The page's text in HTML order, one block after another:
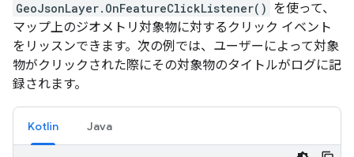
GeoJsonLayer.OnFeatureClickListener() を使って、
マップ上のジオメトリ対象物に対するクリック イベント
をリッスンできます。次の例では、ユーザーによって対象
物がクリックされた際にその対象物のタイトルがログに記
録されます。
Kotlin Java